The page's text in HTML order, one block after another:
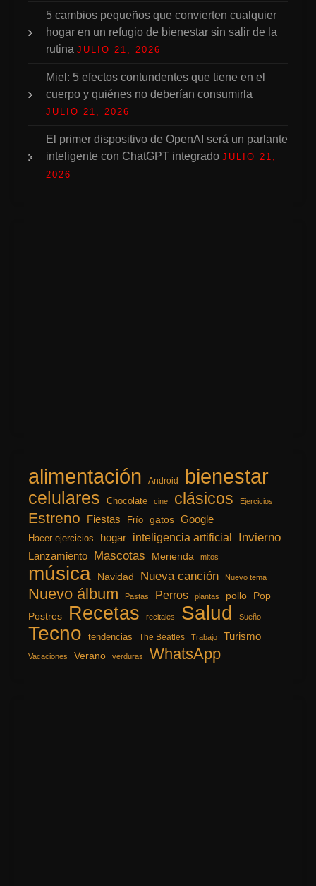
5 cambios pequeños que convierten cualquier
hogar en un refugio de bienestar sin salir de la
rutina JULIO 21, 2026
Miel: 5 efectos contundentes que tiene en el
cuerpo y quiénes no deberían consumirla
JULIO 21, 2026
El primer dispositivo de OpenAI será un parlante
inteligente con ChatGPT integrado JULIO 21,
2026
alimentación Android bienestar
celulares Chocolate cine clásicos Ejercicios
Estreno Fiestas Frío gatos Google
Hacer ejercicios hogar inteligencia artificial Invierno
Lanzamiento Mascotas Merienda mitos
música Navidad Nueva canción Nuevo tema
Nuevo álbum Pastas Perros plantas pollo
Pop
Postres
Recetas recitales Salud Sueño
Tecno tendencias The Beatles Trabajo Turismo
Vacaciones Verano verduras WhatsApp